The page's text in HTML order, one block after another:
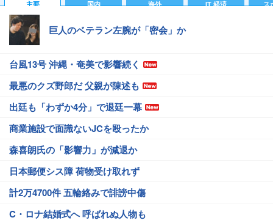
主要 国内 海外 IT 経済 ス
巨人のベテラン左腕が「密会」か
台風13号 沖縄・奄美で影響続く
最悪のクズ野郎だ 父親が陳述も
出廷も「わずか4分」で退廷一幕
商業施設で面識ないJCを殴ったか
森喜朗氏の「影響力」が減退か
日本郵便シス障 荷物受け取れず
計2万4700件 五輪絡みで誹謗中傷
C・ロナ結婚式へ 呼ばれぬ人物も